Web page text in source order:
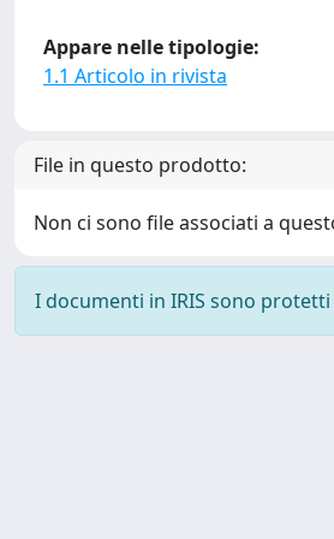
Appare nelle tipologie:
1.1 Articolo in rivista
File in questo prodotto:
Non ci sono file associati a
I documenti in IRIS sono